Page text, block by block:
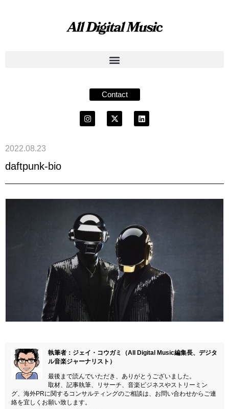
Contact
2022.08.23
daftpunk-bio
執筆者：ジェイ・コウガミ（All Digital Music編集長、デジタ
ル音楽ジャーナリスト）
最後まで読んでいただき、ありがとうございました。
取材、記事執筆、リサーチ、音楽ビジネスやストリーミン
グ、海外PRに関するコンサルティングのご相談は、お問い合わせからご連
絡を宜しくお願い致します。